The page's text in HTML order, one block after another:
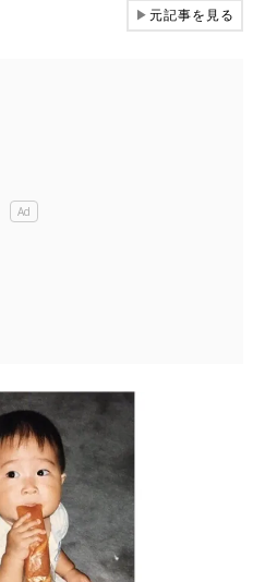
▶元記事を見る